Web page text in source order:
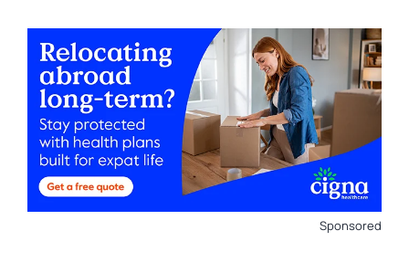
Sponsored